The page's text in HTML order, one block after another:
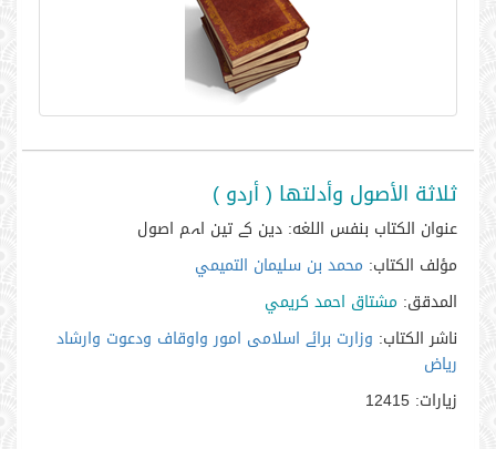
ثلاثة الأصول وأدلتها ( أردو )
عنوان الكتاب بنفس اللغه: دین کے تین اہم اصول
مؤلف الكتاب: محمد بن سليمان التميمي
المدقق: مشتاق احمد كريمي
ناشر الكتاب: وزارت برائے اسلامی امور واوقاف ودعوت وارشاد
ریاض
زيارات: